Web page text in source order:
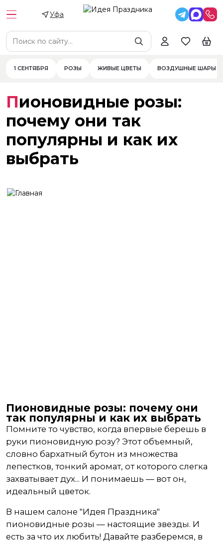
Уфа
1 СЕНТЯБРЯ РОЗЫ ЖИВЫЕ ЦВЕТЫ ВОЗДУШНЫЕ ШАРЫ
Пионовидные розы:
почему они так
популярны и как их
выбрать
Пионовидные розы: почему они
так популярны и как их выбрать
Помните то чувство, когда впервые берешь в
руки пионовидную розу? Этот объемный,
словно бархатный бутон из множества
лепестков, тонкий аромат, от которого слегка
захватывает дух... И понимаешь — вот он,
идеальный цветок.
В нашем салоне "Идея Праздника"
пионовидные розы — настоящие звезды. И
есть за что их любить! Давайте разберемся, в